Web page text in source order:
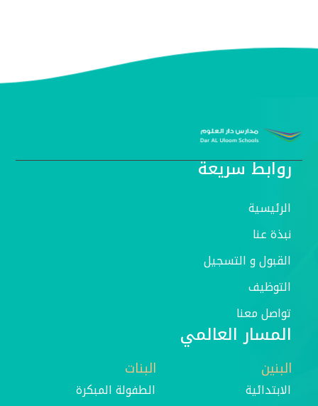
المسار العالمي
البنين
الابتدائية
البنات
الطفولة المبكرة
روابط سريعة
الرئيسية
نبذة عنا
القبول و التسجيل
التوظيف
تواصل معنا